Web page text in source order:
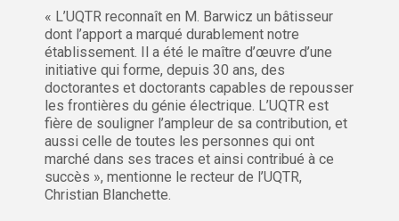
« L’UQTR reconnaît en M. Barwicz un bâtisseur
dont l’apport a marqué durablement notre
établissement. Il a été le maître d’œuvre d’une
initiative qui forme, depuis 30 ans, des
doctorantes et doctorants capables de repousser
les frontières du génie électrique. L’UQTR est
fière de souligner l’ampleur de sa contribution, et
aussi celle de toutes les personnes qui ont
marché dans ses traces et ainsi contribué à ce
succès », mentionne le recteur de l’UQTR,
Christian Blanchette.